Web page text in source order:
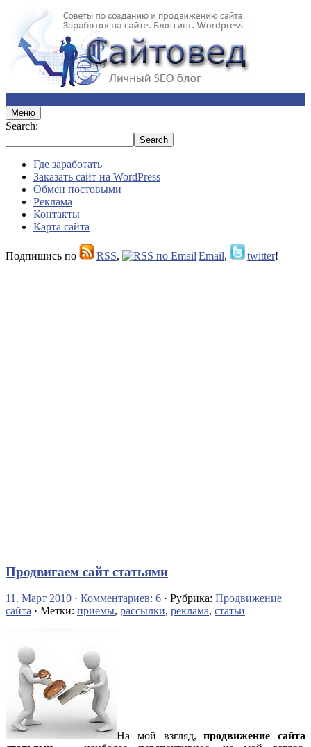
Меню
Search:
Где заработать
Заказать сайт на WordPress
Обмен постовыми
Реклама
Контакты
Карта сайта
Подпишись по RSS, Email, twitter!
Продвигаем сайт статьями
11. Март 2010 · Комментариев: 6 · Рубрика: Продвижение
сайта · Метки: приемы, рассылки, реклама, статьи
На мой взгляд,продвижение сайта